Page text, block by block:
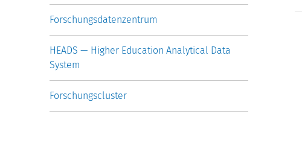
Forschungsdatenzentrum
HEADS — Higher Education Analytical Data
System
Forschungscluster